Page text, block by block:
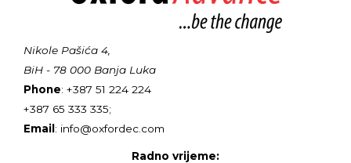
Nikole Pašića 4,
BiH - 78 000 Banja Luka
Phone: +387 51 224 224
+387 65 333 335;
Email: info@oxfordec.com
Radno vrijeme: